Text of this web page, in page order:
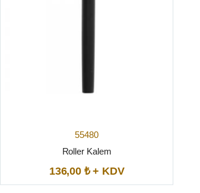
55480
Roller Kalem
136,00 ₺ + KDV